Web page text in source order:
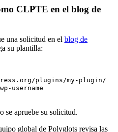
CLPTE en el blog de
una solicitud en el blog de
su plantilla:
plugins/my-plugin/
username
se apruebe su solicitud.
global de Polyglots revisa las